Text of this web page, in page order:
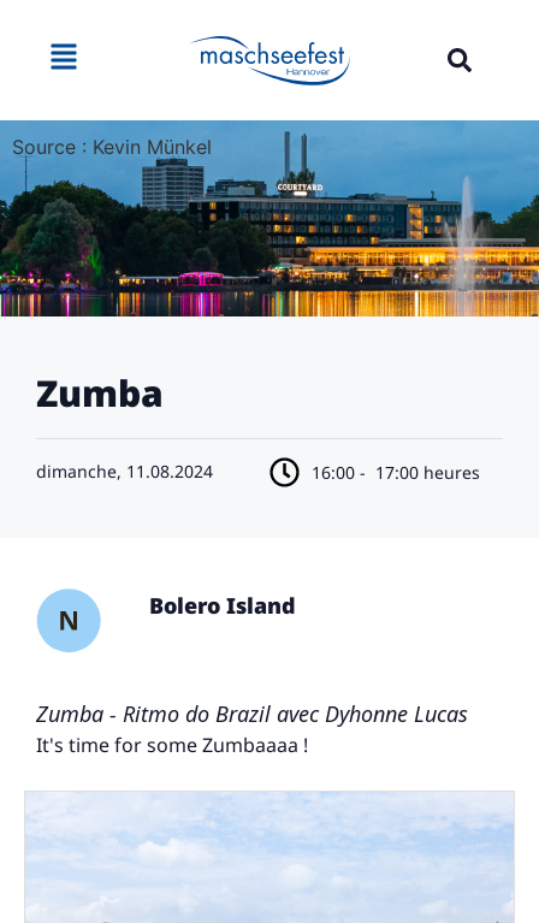
Source : Kevin Münkel
Zumba
dimanche, 11.08.2024 16:00 - 17:00 heures
Bolero Island
Zumba - Ritmo do Brazil avec Dyhonne Lucas
It's time for some Zumbaaaa !